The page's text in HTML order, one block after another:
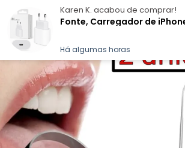
Karen K. acabou de comprar!
Fonte, Carregador de
Há algumas horas